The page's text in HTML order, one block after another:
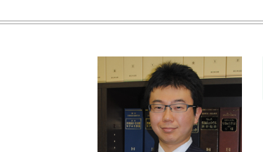
相続 同意書
相続 同居 条件
相続 借金
相続 委任状
相続 あとから借金
相続 意味
相続 どこに相談